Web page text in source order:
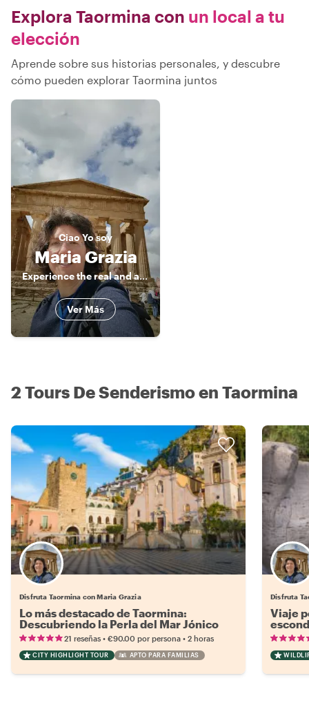
Explora Taormina con un local a tu
elección
Aprende sobre sus historias personales, y descubre
cómo pueden explorar Taormina juntos
CiaoYo soy
Maria Grazia
Experience the real and authentic Sicily
Ver Más
2 Tours De Senderismo en Taormina
Disfruta Taormina con Maria Grazia
Lo más destacado de Taormina:
Descubriendo la Perla del Mar Jónico
21 reseñas • €90.00 por persona • 2 horas
CITY HIGHLIGHT TOUR APTO PARA FAMILIAS
Disfruta
Viaje